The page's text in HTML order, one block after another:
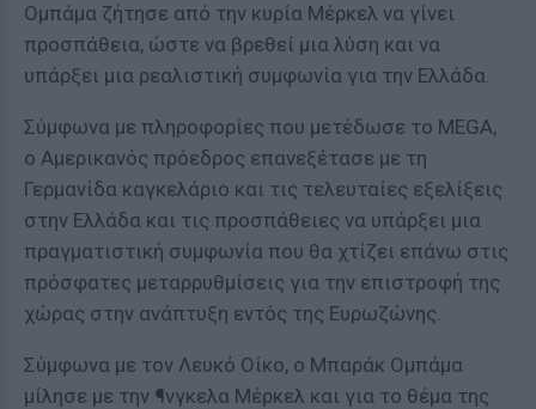
Ομπάμα ζήτησε από την κυρία Μέρκελ να γίνει
προσπάθεια, ώστε να βρεθεί μια λύση και να
υπάρξει μια ρεαλιστική συμφωνία για την Ελλάδα.
Σύμφωνα με πληροφορίες που μετέδωσε το MEGA,
ο Αμερικανός πρόεδρος επανεξέτασε με τη
Γερμανίδα καγκελάριο και τις τελευταίες εξελίξεις
στην Ελλάδα και τις προσπάθειες να υπάρξει μια
πραγματιστική συμφωνία που θα χτίζει επάνω στις
πρόσφατες μεταρρυθμίσεις για την επιστροφή της
χώρας στην ανάπτυξη εντός της Ευρωζώνης.
Σύμφωνα με τον Λευκό Οίκο, ο Μπαράκ Ομπάμα
μίλησε με την ¶νγκελα Μέρκελ και για το θέμα της